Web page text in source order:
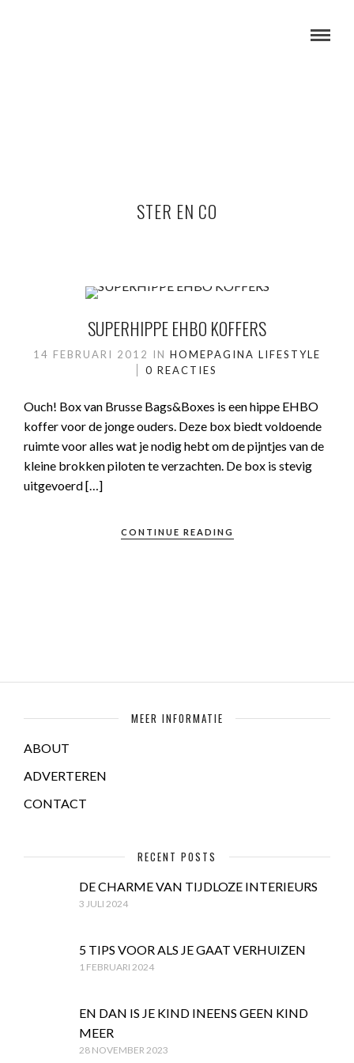
STER EN CO
SUPERHIPPE EHBO KOFFERS
14 FEBRUARI 2012 IN HOMEPAGINA LIFESTYLE
0 REACTIES
Ouch! Box van Brusse Bags&Boxes is een hippe EHBO
koffer voor de jonge ouders. Deze box biedt voldoende
ruimte voor alles wat je nodig hebt om de pijntjes van de
kleine brokken piloten te verzachten. De box is stevig
uitgevoerd […]
CONTINUE READING
MEER INFORMATIE
ABOUT
ADVERTEREN
CONTACT
RECENT POSTS
DE CHARME VAN TIJDLOZE INTERIEURS
3 JULI 2024
5 TIPS VOOR ALS JE GAAT VERHUIZEN
1 FEBRUARI 2024
EN DAN IS JE KIND INEENS GEEN KIND
MEER
28 NOVEMBER 2023